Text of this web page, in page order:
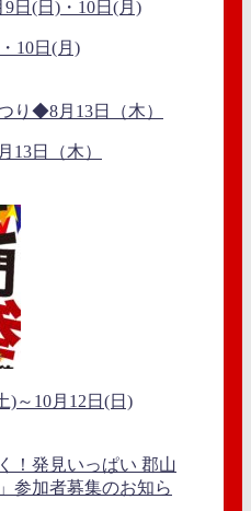
10日(月)
13日（木）
)～10月12日(日)